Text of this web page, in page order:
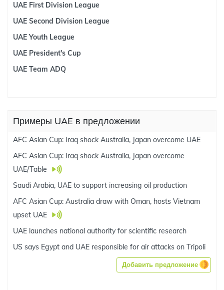
UAE First Division League
UAE Second Division League
UAE Youth League
UAE President's Cup
UAE Team ADQ
Примеры UAE в предложении
AFC Asian Cup: Iraq shock Australia, Japan overcome UAE
AFC Asian Cup: Iraq shock Australia, Japan overcome
UAE/Table
Saudi Arabia, UAE to support increasing oil production
AFC Asian Cup: Australia draw with Oman, hosts Vietnam
upset UAE
UAE launches national authority for scientific research
US says Egypt and UAE responsible for air attacks on Tripoli
Добавить предложение